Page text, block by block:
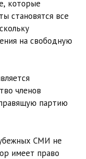
которые
становятся все
на свободную
членов
партию
СМИ не
имеет право